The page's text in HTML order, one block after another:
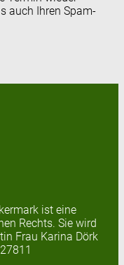
auch Ihren Spam-
ist eine
Rechts. Sie wird
Frau Karina Dörk